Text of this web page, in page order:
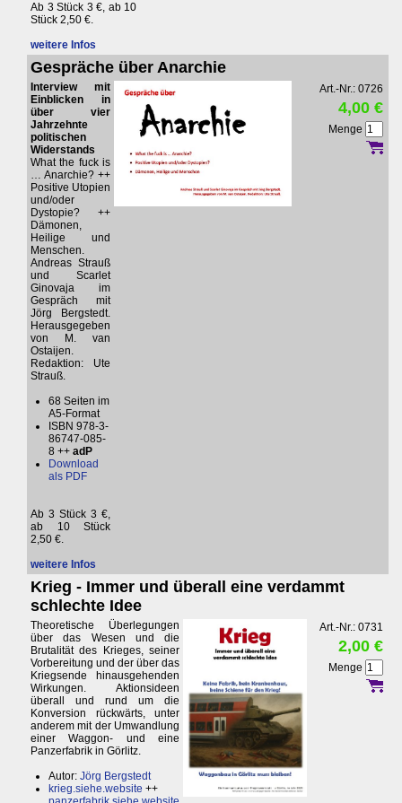
Ab 3 Stück 3 €, ab 10
Stück 2,50 €.
weitere Infos
Gespräche über Anarchie
Interview mit
Einblicken in
über vier
Jahrzehnte
politischen
Widerstands
What the fuck is
… Anarchie? ++
Positive Utopien
und/oder
Dystopie? ++
Dämonen,
Heilige und
Menschen.
Andreas Strauß
und Scarlet
Ginovaja im
Gespräch mit
Jörg Bergstedt.
Herausgegeben
von M. van
Ostaijen.
Redaktion: Ute
Strauß.
68 Seiten im
A5-Format
ISBN 978-3-
86747-085-
8 ++ adP
Download
als PDF
Ab 3 Stück 3 €,
ab 10 Stück
2,50 €.
weitere Infos
Art.-Nr.: 0726
4,00 €
Menge
Krieg - Immer und überall eine verdammt
schlechte Idee
Theoretische Überlegungen
über das Wesen und die
Brutalität des Krieges, seiner
Vorbereitung und der über das
Kriegsende hinausgehenden
Wirkungen. Aktionsideen
überall und rund um die
Konversion rückwärts, unter
anderem mit der Umwandlung
einer Waggon- und eine
Panzerfabrik in Görlitz.
Autor: Jörg Bergstedt
krieg.siehe.website ++
Art.-Nr.: 0731
2,00 €
Menge